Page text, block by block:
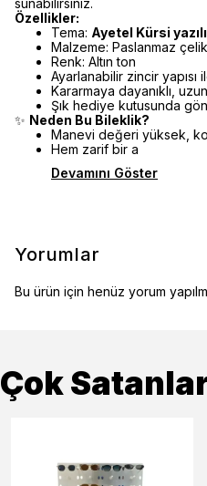
sunabilirsiniz.
Özellikler:
Tema: Ayetel Kürsi
Malzeme: Paslanmaz
Renk: Altın ton
Ayarlanabilir zincir
Kararmaya dayanıklı,
Şık hediye kutusunda
✨ Neden Bu Bileklik?
Manevi değeri yüksek,
Hem zarif bir a
Devamını Göster
Yorumlar
Bu ürün için henüz yorum
Çok